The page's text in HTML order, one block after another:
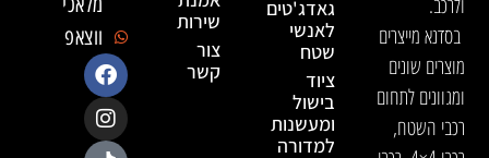
בסדנא מייצרים
מוצרים שונים
ומגוונים לתחום
רכבי השטח,
גאדג'טים
לאנשי
שטח
ציוד
בישול
ומעשנות
למדורה
שירות
צור
קשר
ווצאפ